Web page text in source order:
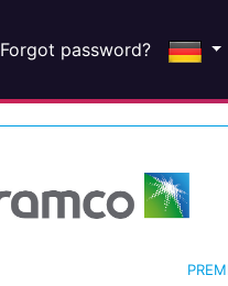
Forgot password?